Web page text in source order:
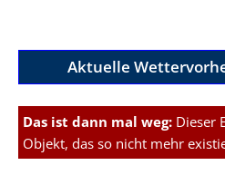
Aktuelle
Das ist dann mal weg: Dieser
Objekt, das so nicht mehr